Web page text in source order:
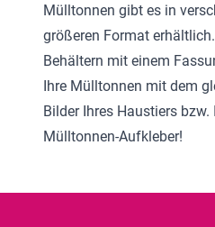
Mülltonnen gibt es in
größeren Format
Behältern mit einem
Ihre Mülltonnen mit dem
Bilder Ihres Haustiers
Mülltonnen-Aufkleber!